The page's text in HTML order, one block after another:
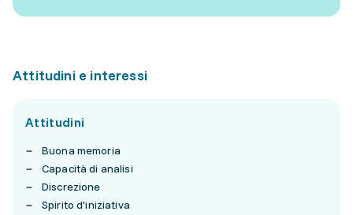
Attitudini e interessi
Attitudini
Buona memoria
Capacità di analisi
Discrezione
Spirito d'iniziativa